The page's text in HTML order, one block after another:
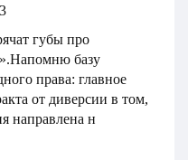
губы про
базу
права: главное
от диверсии в том,
направлена н